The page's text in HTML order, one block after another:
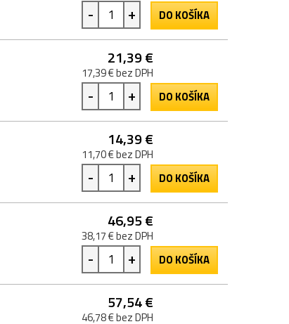
- + DO KOŠÍKA
21,39 €
17,39 € bez DPH
- + DO KOŠÍKA
14,39 €
11,70 € bez DPH
- + DO KOŠÍKA
46,95 €
38,17 € bez DPH
- + DO KOŠÍKA
57,54 €
46,78 € bez DPH